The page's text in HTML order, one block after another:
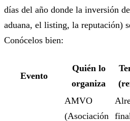
días del año donde la inversión
aduana, el listing, la reputación)
Conócelos bien:
Evento
Quién lo
organiza
AMVO
(Asociación